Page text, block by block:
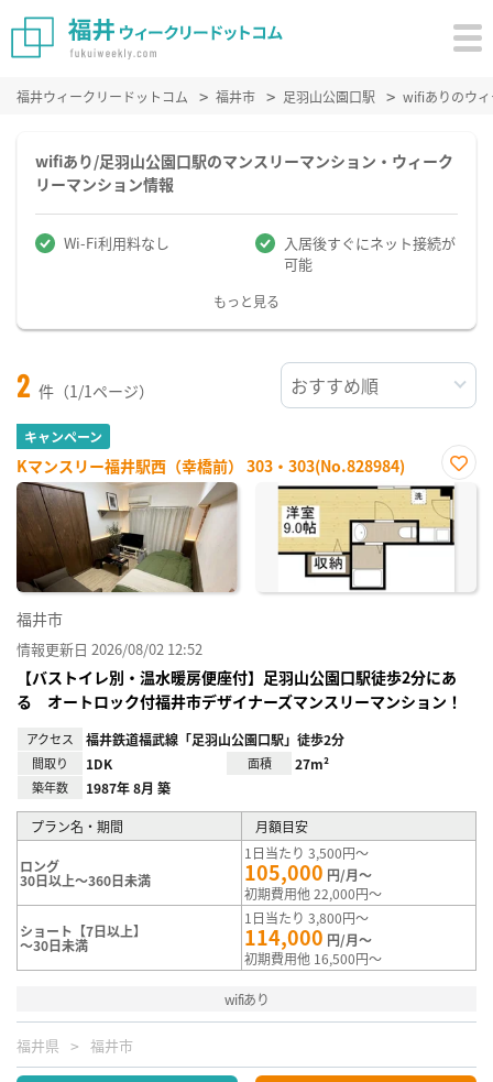
福井ウィークリードットコム 福井市 足羽山公園口駅 wifiありのウ
wifiあり/足羽山公園口駅のマンスリーマンション・ウィーク
リーマンション情報
Wi-Fi利用料なし
入居後すぐにネット接続が
可能
もっと見る
2 件（1/1ページ）
キャンペーン
Kマンスリー福井駅西（幸橋前） 303・303(No.828984)
お気
に入
り登
録
福井市
情報更新日 2026/08/02 12:52
【バストイレ別・温水暖房便座付】足羽山公園口駅徒歩2分にあ
る オートロック付福井市デザイナーズマンスリーマンション！
アクセス 福井鉄道福武線「足羽山公園口駅」徒歩2分
間取り 1DK 面積 27m²
築年数 1987年 8月 築
プラン名・期間 月額目安
ロング
30日以上～360日未満
1日当たり 3,500円～
105,000 円/月～
初期費用他 22,000円～
ショート【7日以上】
～30日未満
1日当たり 3,800円～
114,000 円/月～
初期費用他 16,500円～
wifiあり
福井県 福井市